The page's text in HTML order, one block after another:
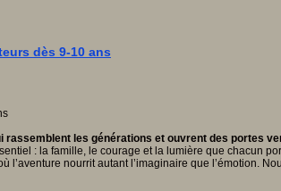
dès 9-10 ans
les générations et ouvrent des portes
: la famille, le courage et la lumière que chacun
nourrit autant l’imaginaire que l’émotion.